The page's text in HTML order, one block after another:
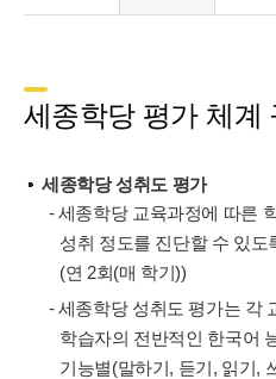
세종학당 평가 체계
세종학당 성취도 평가
- 세종학당 교육과정에 따른
성취 정도를 진단할 수 있
(연 2회(매 학기))
- 세종학당 성취도 평가는 각
학습자의 전반적인 한국어
기능별(말하기, 듣기, 읽기,